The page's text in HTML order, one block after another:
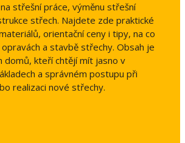
střešní práce, výměnu střešní
střech. Najdete zde praktické
orientační ceny i tipy, na co
a stavbě střechy. Obsah je
domů, kteří chtějí mít jasno v
a správném postupu při
realizaci nové střechy.